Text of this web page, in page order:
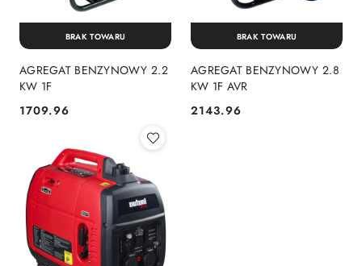
AGREGAT BENZYNOWY 2.2
KW 1F
Cena:
1709.96
BRAK TOWARU
AGREGAT BENZYNOWY 2.8
KW 1F AVR
Cena:
2143.96
BRAK TOWARU